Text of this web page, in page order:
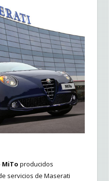
MiTo producidos
servicios de Maserati